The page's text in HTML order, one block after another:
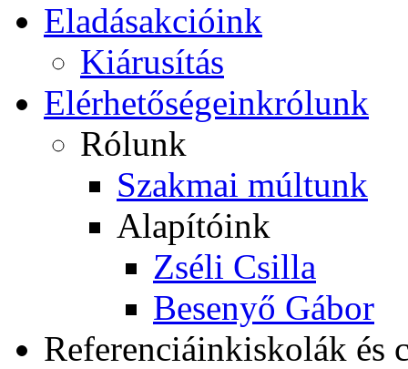
Eladásakcióink
Kiárusítás
Elérhetőségeinkrólunk
Rólunk
Szakmai múltunk
Alapítóink
Zséli Csilla
Besenyő Gábor
Referenciáinkiskolák és